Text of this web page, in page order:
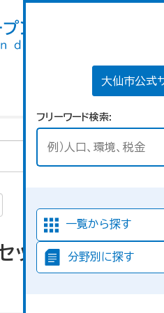
大仙市公式
フリーワード検索
一覧から探す
分野別に探す
ットが見つか